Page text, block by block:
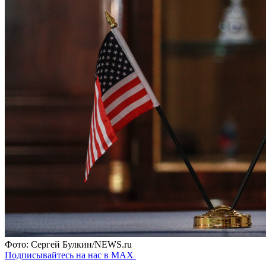
Фото: Сергей Булкин/NEWS.ru
Подписывайтесь на нас в MAX